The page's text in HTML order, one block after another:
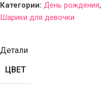
Категории: День рождения,
Шарики для девочки
Детали
ЦВЕТ